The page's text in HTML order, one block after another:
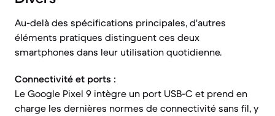
Au-delà des spécifications principales, d'autres
éléments pratiques distinguent ces deux
smartphones dans leur utilisation quotidienne.
Connectivité et ports :
Le Google Pixel 9 intègre un port USB-C et prend en
charge les dernières normes de connectivité sans fil, y